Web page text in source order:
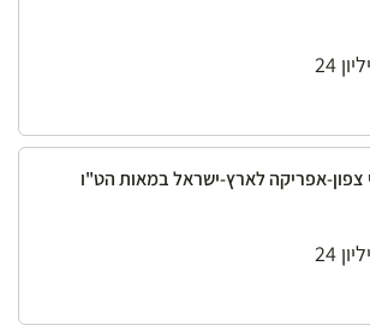
24
צפון-אפריקה לארץ-ישראל במאות הט"ו
24